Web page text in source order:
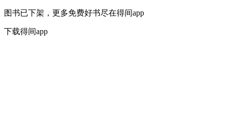
图书已下架，更多免费好书尽在得间app
下载得间app